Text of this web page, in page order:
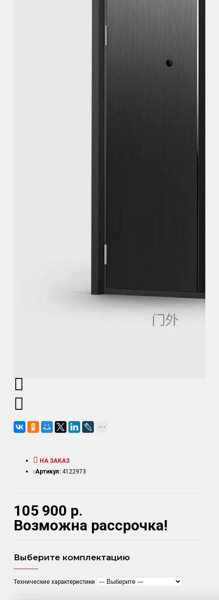
105 900 р.
Возможна рассрочка!
НА ЗАКАЗ
Артикул: 4122973
Выберите комплектацию
Технические характеристики